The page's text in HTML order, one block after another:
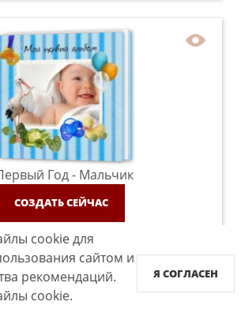
Год - Мальчик
СОЗДАТЬ СЕЙЧАС
cookie для
сайтом и
рекомендаций.
cookie.
Я СОГЛАСЕН